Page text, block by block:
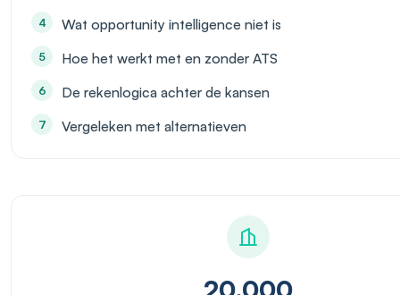
Wat opportunity intelligence niet is
Hoe het werkt met en zonder ATS
De rekenlogica achter de kansen
Vergeleken met alternatieven